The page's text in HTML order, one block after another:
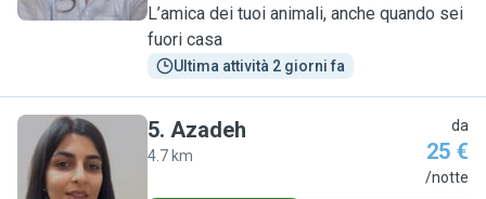
L’amica dei tuoi animali, anche quando sei
fuori casa
Ultima attività 2 giorni fa
A
5. Azadeh
4.7 km
da
25 €
/notte